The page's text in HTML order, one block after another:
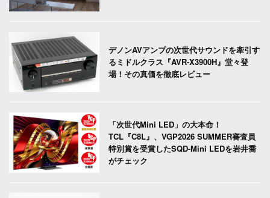
デノンAVアンプの次世代サウンドを牽引す
るミドルクラス『AVR-X3900H』堂々登
場！その真価を徹底レビュー
「次世代Mini LED」の大本命！
TCL『C8L』、VGP2026 SUMMER審査員
特別賞を受賞したSQD-Mini LEDを岩井喬
がチェック